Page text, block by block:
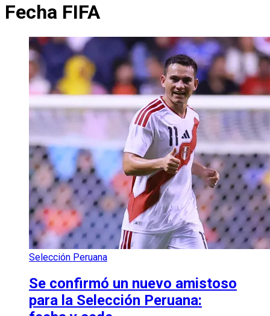
Fecha FIFA
Selección Peruana
Se confirmó un nuevo amistoso
para la Selección Peruana: